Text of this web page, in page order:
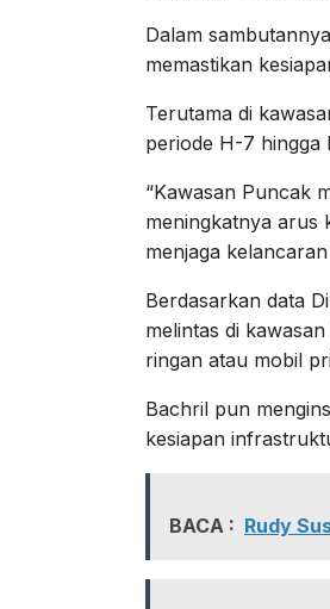
Dalam
memastikan
Terutama di
periode H-7 hingga
“Kawasan Puncak
meningkatnya arus
menjaga
Berdasarkan data
melintas di
ringan atau mobil
Bachril pun
kesiapan
BACA : Rudy